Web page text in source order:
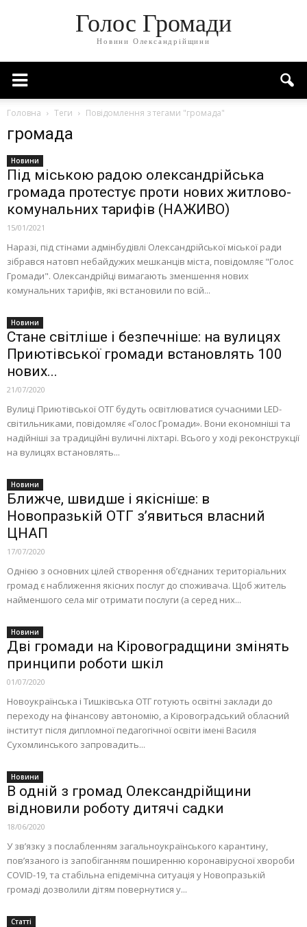
Голос Громади
Новини Олександрійщини
Головна Теги Повідомлення з тегами "громада"
громада
Новини
Під міською радою олександрійська
громада протестує проти нових житлово-
комунальних тарифів (НАЖИВО)
15/01/2021
Наразі, під стінами адмінбудівлі Олександрійської міської ради
зібрався натовп небайдужих мешканців міста, повідомляє "Голос
Громади". Олександрійці вимагають зменшення нових
комунальних тарифів, які встановили по всій...
Новини
Стане світліше і безпечніше: на вулицях
Приютівської громади встановлять 100
нових...
21/07/2020
Вулиці Приютівської ОТГ будуть освітлюватися сучасними LED-
світильниками, повідомляє «Голос Громади». Вони економніші та
надійніші за традиційні вуличні ліхтарі. Всього у ході реконструкції
на вулицях встановлять...
Новини
Ближче, швидше і якісніше: в
Новопразькій ОТГ з’явиться власний
ЦНАП
17/07/2020
Однією з основних цілей створення об’єднаних територіальних
громад є наближення якісних послуг до споживача. Щоб житель
найменшого села міг отримати послуги (а серед них...
Новини
Дві громади на Кіровоградщини змінять
принципи роботи шкіл
01/07/2020
Новоукраїнська і Тишківська ОТГ готують освітні заклади до
переходу на фінансову автономію, а Кіровоградський обласний
інститут після дипломної педагогічної освіти імені Василя
Сухомлинського запровадить...
Новини
В одній з громад Олександрійщини
відновили роботу дитячі садки
18/06/2020
У зв’язку з послабленням загальноукраїнського карантину,
пов’язаного із запобіганням поширенню коронавірусної хвороби
COVID-19, та стабільна епідемічна ситуація у Новопразькій
громаді дозволили дітям повернутися у...
Статті